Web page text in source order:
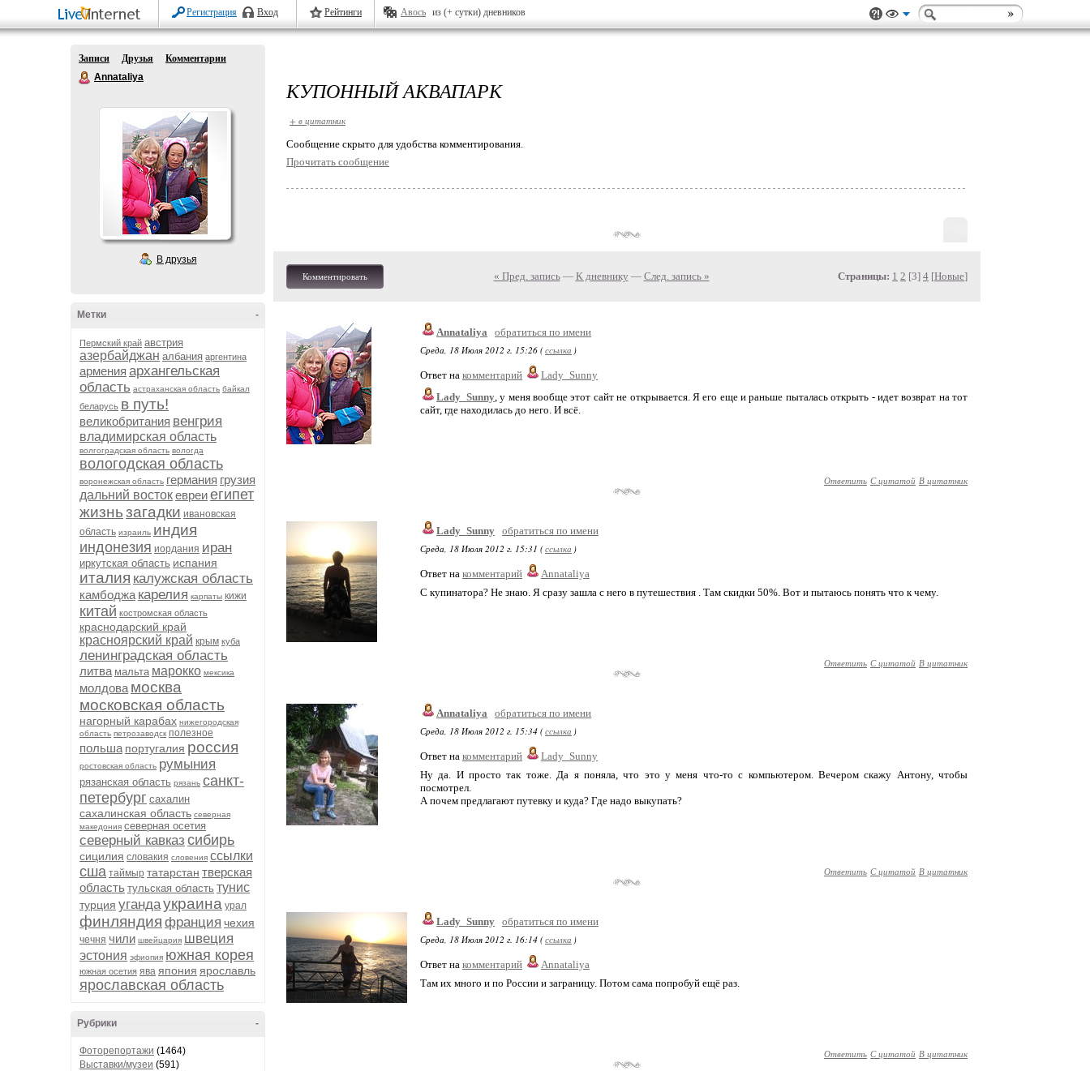
Регистрация Вход Рейтинги Авось из (+ сутки) дневников
Записи Друзья
Комментарии
Annataliya
В друзья
-
Метки
Пермский край австрия
азербайджан албания аргентина
армения архангельская
область астраханская область байкал
беларусь в путь!
великобритания венгрия
владимирская область
волгоградская область вологда
вологодская область
воронежская область германия грузия
дальний востокевреиегипет
жизньзагадки ивановская
область израиль индия
индонезия иордания иран
иркутская область испания
италия калужская область
камбоджа карелия карпаты кижи
китай костромская область
краснодарский край
красноярский край крым куба
ленинградская область
литва мальта марокко мексика
молдова москва
московская область
нагорный карабах нижегородская
область петрозаводск полезное
польша португалия россия
ростовская область румыния
рязанская область рязань санкт-
петербург сахалин
сахалинская область северная
македония северная осетия
северный кавказ сибирь
сицилия словакия словения ссылки
сша таймыр татарстан тверская
область тульская область тунис
турция угандаукраина урал
финляндия франция чехия
чечня чили швейцария швеция
эстония эфиопия южная корея
южная осетия ява япония ярославль
ярославская область
-
Рубрики
Фоторепортажи (1464)
Выставки/музеи (591)
КУПОННЫЙ АКВАПАРК
+ в цитатник
Cообщение скрыто для удобства комментирования.
Прочитать сообщение
Комментировать « Пред. запись— К дневнику — След. запись » Страницы: 1 2 [3] 4 [Новые]
Annataliya
обратиться по имени
Среда, 18 Июля 2012 г. 15:26 (ссылка )
Ответ на комментарий
Lady_Sunny
Lady_Sunny, у меня вообще этот сайт не открывается. Я его еще и раньше пыталась открыть - идет возврат на тот
сайт, где находилась до него. И всё.
Ответить С цитатой В цитатник
Lady_Sunny обратиться по имени
Среда, 18 Июля 2012 г. 15:31 (ссылка )
Ответ на комментарий
Annataliya
С купинатора? Не знаю. Я сразу зашла с него в путешествия . Там скидки 50%. Вот и пытаюсь понять что к чему.
Ответить С цитатой В цитатник
Annataliya
обратиться по имени
Среда, 18 Июля 2012 г. 15:34 (ссылка )
Ответ на комментарий
Lady_Sunny
Ну да. И просто так тоже. Да я поняла, что это у меня что-то с компьютером. Вечером скажу Антону, чтобы
посмотрел.
А почем предлагают путевку и куда? Где надо выкупать?
Ответить С цитатой В цитатник
Lady_Sunny обратиться по имени
Среда, 18 Июля 2012 г. 16:14 (ссылка )
Ответ на комментарий
Annataliya
Там их много и по России и заграницу. Потом сама попробуй ещё раз.
Ответить С цитатой В цитатник